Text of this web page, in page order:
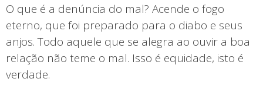
O que é a denúncia do mal? Acende o fogo
eterno, que foi preparado para o diabo e seus
anjos. Todo aquele que se alegra ao ouvir a boa
relação não teme o mal. Isso é equidade, isto é
verdade.